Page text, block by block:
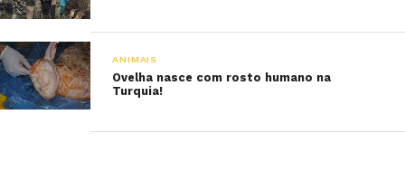
ANIMAIS
Ovelha nasce com rosto humano na
Turquia!